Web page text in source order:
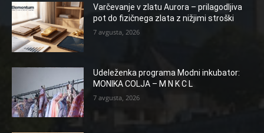
Varčevanje v zlatu Aurora – prilagodljiva
pot do fizičnega zlata z nižjimi stroški
7 avgusta, 2026
Udeleženka programa Modni inkubator:
MONIKA COLJA – M N K C L
7 avgusta, 2026